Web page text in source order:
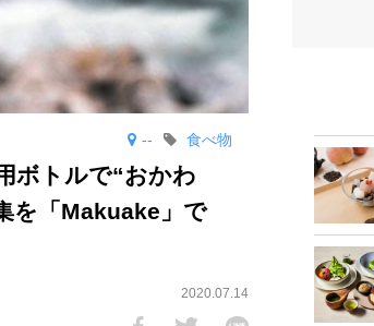
-- 食べ物
ボトルで“おかわ
を「Makuake」で
2020.07.14